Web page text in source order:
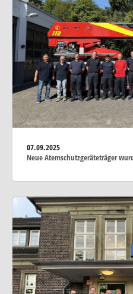
07.09.2025
Neue Atemschutzgeräteträger